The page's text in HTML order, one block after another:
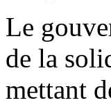
Le
de la
mettant